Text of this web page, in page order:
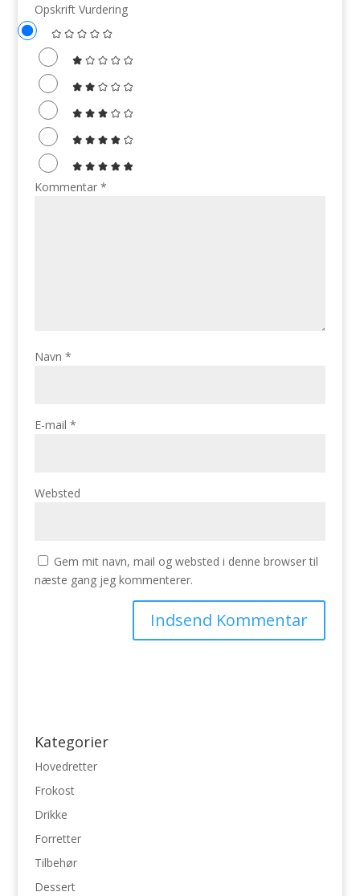
Opskrift Vurdering
Kommentar *
Navn *
E-mail *
Websted
Gem mit navn, mail og websted i denne browser til
næste gang jeg kommenterer.
Kategorier
Hovedretter
Frokost
Drikke
Forretter
Tilbehør
Dessert